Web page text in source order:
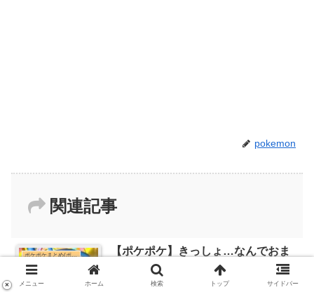
pokemon
関連記事
ポケポケまとめ(ポケモンカード)
【ポケポケ】きっしょ…なんでおま
えがクラウンなの？
メニュー ホーム 検索 トップ サイドバー
×